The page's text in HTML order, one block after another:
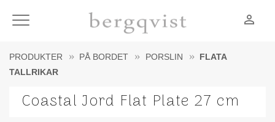
Meny person_outline
PRODUKTER PÅ BORDET PORSLIN
FLATA
TALLRIKAR
Coastal Jord Flat Plate 27 cm